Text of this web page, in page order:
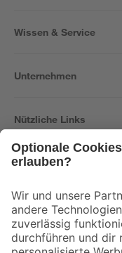
Wissen & Service
Unternehmen
Nützliche Links
Der toom Newsletter: Keine
Zur Newsletter